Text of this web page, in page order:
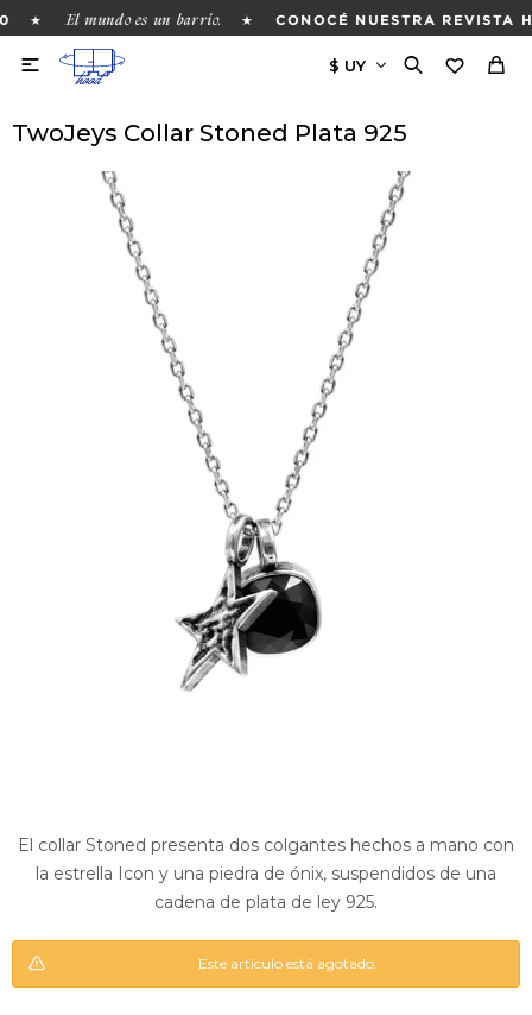
★ El mundo es un barrio. ★ CONOCÉ NUESTRA REVISTA

TwoJeys Collar Stoned Plata 925
El collar Stoned presenta dos colgantes hechos a mano con
la estrella Icon y una piedra de ónix, suspendidos de una
cadena de plata de ley 925.
Este artí­culo está agotado.